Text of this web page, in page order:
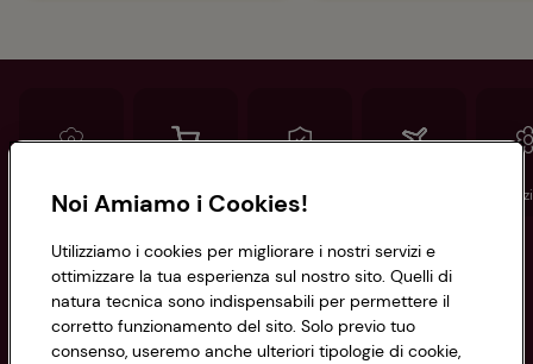
Conad Spesa online Assicurazioni
Informazioni
Privacy Policy
Noi Amiamo i Cookies!
Utilizziamo i cookies per migliorare i nostri servizi e
ottimizzare la tua esperienza sul nostro sito. Quelli di
natura tecnica sono indispensabili per permettere il
corretto funzionamento del sito. Solo previo tuo
consenso, useremo anche ulteriori tipologie di cookie,